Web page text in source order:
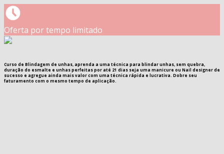
Oferta por tempo limitado
Curso de Blindagem de unhas, aprenda a uma técnica para blindar unhas, sem quebra,
duração do esmalte e unhas perfeitas por até 21 dias seja uma manicure ou Nail designer de
sucesso e agregue ainda mais valor com uma técnica rápida e lucrativa. Dobre seu
faturamento com o mesmo tempo de aplicação.